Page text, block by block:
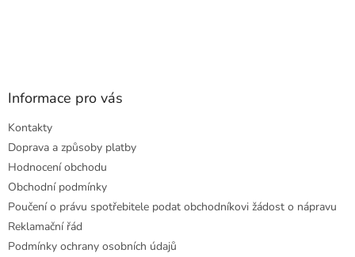
Informace pro vás
Kontakty
Doprava a způsoby platby
Hodnocení obchodu
Obchodní podmínky
Poučení o právu spotřebitele podat obchodníkovi žádost o nápravu
Reklamační řád
Podmínky ochrany osobních údajů